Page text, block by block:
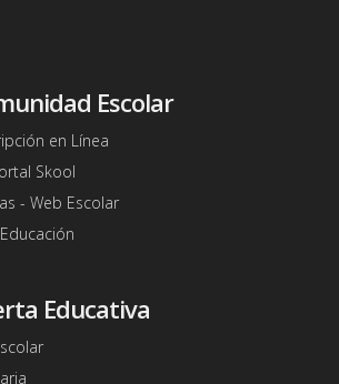
Escolar
en Línea
Skool
- Web Escolar
Educativa